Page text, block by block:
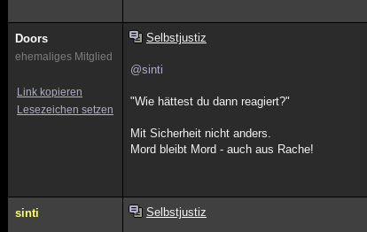
Doors
ehemaliges Mitglied
Link kopieren
Lesezeichen setzen
Selbstjustiz
@sinti
"Wie hättest du dann reagiert?"
Mit Sicherheit nicht anders.
Mord bleibt Mord - auch aus Rache!
sinti Selbstjustiz